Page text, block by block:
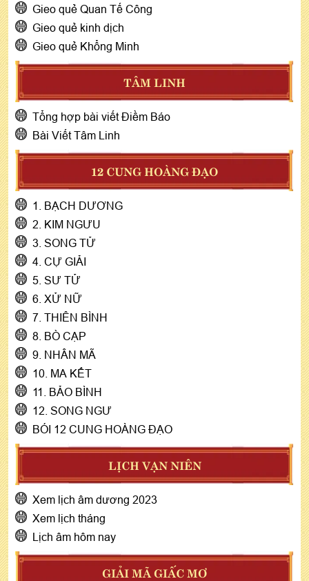
Gieo quẻ Quan Tế Công
Gieo quẻ kinh dịch
Gieo quẻ Khổng Minh
TÂM LINH
Tổng hợp bài viết Điềm Báo
Bài Viết Tâm Linh
12 CUNG HOÀNG ĐẠO
1. BẠCH DƯƠNG
2. KIM NGƯU
3. SONG TỬ
4. CỰ GIẢI
5. SƯ TỬ
6. XỬ NỮ
7. THIÊN BÌNH
8. BÒ CẠP
9. NHÂN MÃ
10. MA KẾT
11. BẢO BÌNH
12. SONG NGƯ
BÓI 12 CUNG HOÀNG ĐẠO
LỊCH VẠN NIÊN
Xem lịch âm dương 2023
Xem lịch tháng
Lịch âm hôm nay
GIẢI MÃ GIẤC MƠ